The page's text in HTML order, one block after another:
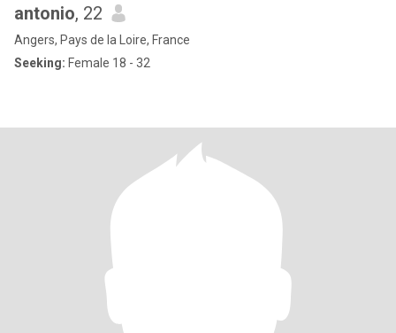
antonio, 22
Angers, Pays de la Loire, France
Seeking: Female 18 - 32